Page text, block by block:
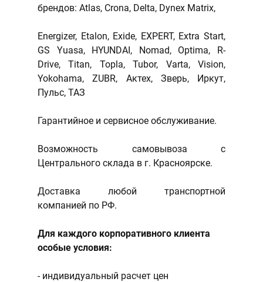
брендов: Atlas, Crona, Delta, Dynex Matrix,
Energizer, Etalon, Exide, EXPERT, Extra Start,
GS Yuasa, HYUNDAI, Nomad, Optima, R-
Drive, Titan, Topla, Tubor, Varta, Vision,
Yokohama, ZUBR, Актех, Зверь, Иркут,
Пульс, ТАЗ
Гарантийное и сервисное обслуживание.
Возможность самовывоза с
Центрального склада в г. Красноярске.
Доставка любой транспортной
компанией по РФ.
Для каждого корпоративного клиента
особые условия:
- индивидуальный расчет цен